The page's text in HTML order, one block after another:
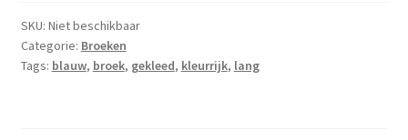
SKU: Niet beschikbaar
Categorie: Broeken
Tags: blauw, broek, gekleed, kleurrijk, lang